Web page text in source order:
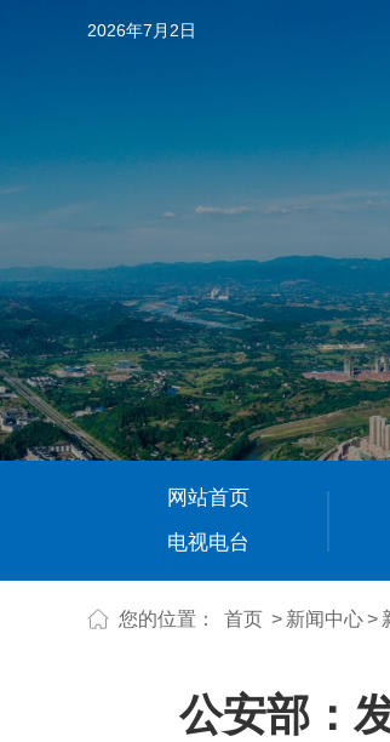
2026年7月2日
网站首页
电视电台
您的位置： 首页 > 新闻中心>
公安部：